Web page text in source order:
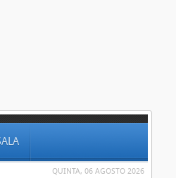
QUINTA, 06 AGOSTO 2026